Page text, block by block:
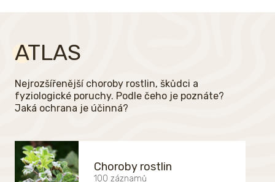
ATLAS
Nejrozšířenější choroby rostlin, škůdci a
fyziologické poruchy. Podle čeho je poznáte?
Jaká ochrana je účinná?
Choroby rostlin
100 záznamů